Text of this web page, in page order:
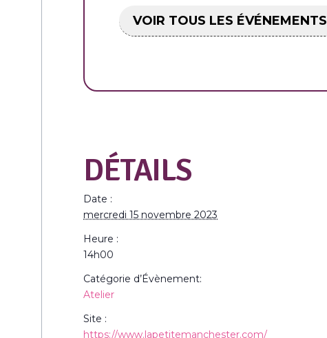
VOIR TOUS LES ÉVÉNEMENTS
DÉTAILS
Date :
mercredi 15 novembre 2023
Heure :
14h00
Catégorie d’Évènement:
Atelier
Site :
https://www.lapetitemanchester.com/